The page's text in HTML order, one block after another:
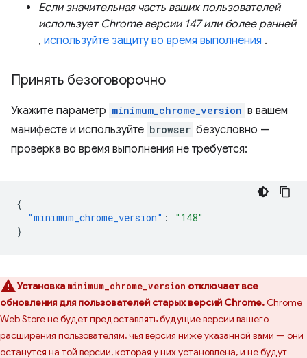
Если значительная часть ваших пользователей
использует Chrome версии 147 или более ранней
, используйте защиту во время выполнения .
Принять безоговорочно
Укажите параметр minimum_chrome_version в вашем
манифесте и используйте browser безусловно —
проверка во время выполнения не требуется:
{
"minimum_chrome_version" :
"148"
}
Установка minimum_chrome_version отключает все
обновления для пользователей старых версий Chrome.Chrome
Web Store не будет предоставлять будущие версии вашего
расширения пользователям, чья версия ниже указанной вами — они
останутся на той версии, которая у них установлена, и не будут